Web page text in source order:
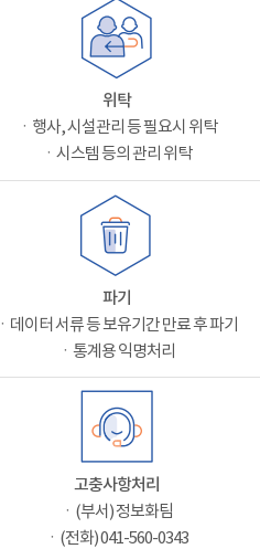
위탁
ㆍ행사, 시설관리 등 필요시 위탁
ㆍ시스템 등의 관리 위탁
파기
ㆍ데이터 서류 등 보유기간 만료 후 파기
ㆍ통계용 익명처리
고충사항처리
ㆍ(부서) 정보화팀
ㆍ(전화) 041-560-0343